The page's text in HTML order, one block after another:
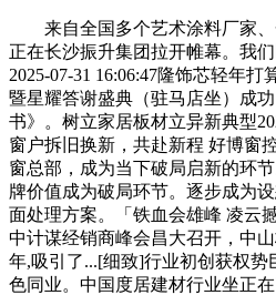
来自全国多个艺术涂料厂家、
正在长沙振升集团拉开帷幕。我
2025-07-31 16:06:47隆饰芯轻年
暨星耀答谢盛典（驻马店坐）成
书》。树立家居板材立异新典型
窗户拆旧换新，共赴新程 好博窗
窗总部，成为当下破局启新的环
牌价值成为破局环节。逐步成为
面处理方案。「铁血会雄峰 凌云
中计谋经销商峰会昌大召开，中
年,吸引了...[细致]行业初创获权
色同业。中国度居建材行业坐正